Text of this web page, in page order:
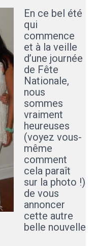
En ce bel été
qui
commence
et à la veille
d’une journée
de Fête
Nationale,
nous
sommes
vraiment
heureuses
(voyez vous-
même
comment
cela paraît
sur la photo !)
de vous
annoncer
cette autre
belle nouvelle